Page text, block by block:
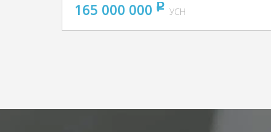
165 000 000 pуб
УСН